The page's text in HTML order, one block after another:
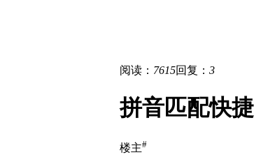
阅读： 7615回复： 3
拼音匹配快捷
楼主#